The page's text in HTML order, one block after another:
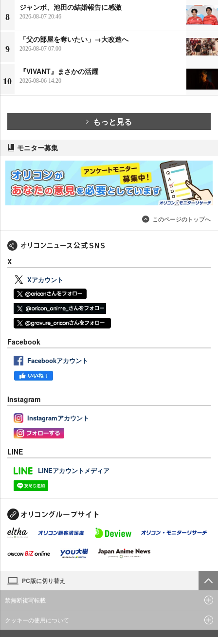
8
ジャンボ、池田の結婚報告に感激
2026-08-07 20:46
9
「父の部屋を奪いたい」→大改造へ
2026-08-07 07:00
10
『VIVANT』まさかの活躍
2026-08-06 14:20
もっと見る
モニター募集
このページのトップへ
X
Xアカウント
Facebook
Facebookアカウント
Instagram
Instagramアカウント
LINE
LINEアカウントメディア
PC版に切り替え
禁無断複写転載
クッキーの使用について